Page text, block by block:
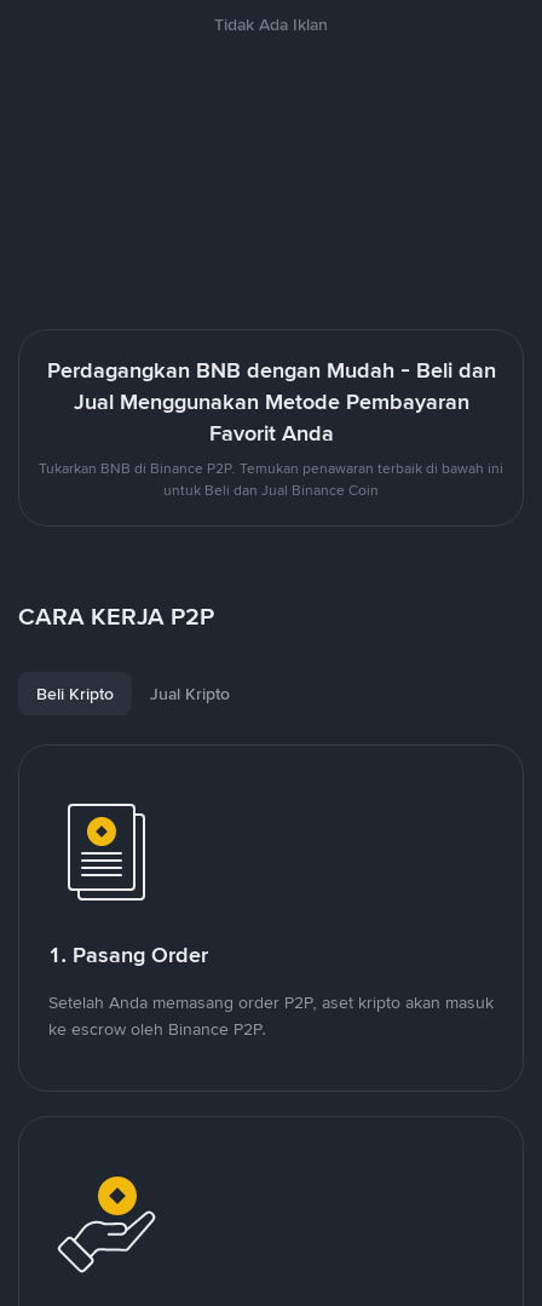
Tidak Ada Iklan
Perdagangkan BNB dengan Mudah - Beli dan
Jual Menggunakan Metode Pembayaran
Favorit Anda
Tukarkan BNB di Binance P2P. Temukan penawaran terbaik di bawah ini
untuk Beli dan Jual Binance Coin
CARA KERJA P2P
Beli Kripto Jual Kripto
1. Pasang Order
Setelah Anda memasang order P2P, aset kripto akan masuk
ke escrow oleh Binance P2P.